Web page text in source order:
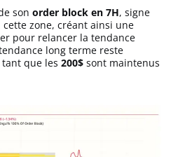
son order block en 7H, signe
zone, créant ainsi une
pour relancer la tendance
long terme reste
que les 200$ sont maintenus